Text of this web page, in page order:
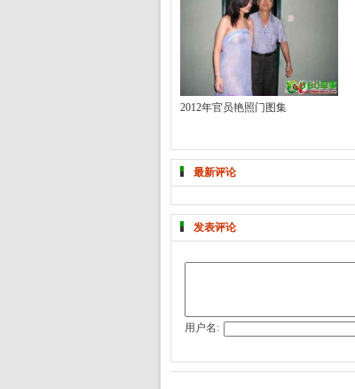
2012年官员艳照门图集
最新评论
发表评论
用户名: